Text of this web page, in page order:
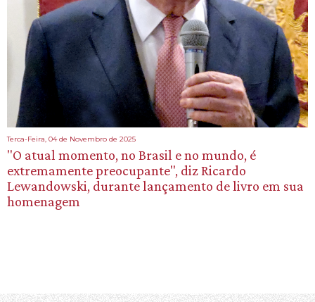
Terca-Feira, 04 de Novembro de 2025
"O atual momento, no Brasil e no mundo, é
extremamente preocupante", diz Ricardo
Lewandowski, durante lançamento de livro em sua
homenagem